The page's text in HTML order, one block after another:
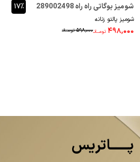
شومیز بوگاتی راه راه 289002498
شومیز پالتو زنانه
۵۹۸,۰۰۰ تومــانـ ۴۹۸,۰۰۰ تومــانـ
۱۷٪
پــــــاتریس